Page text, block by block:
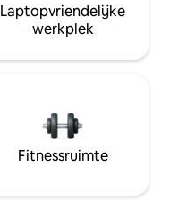
Laptopvriendelijke
werkplek
Fitnessruimte